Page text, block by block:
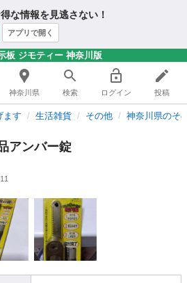
な情報を見逃さない！
アプリで開く
板 ジモティー 神奈川版
神奈川県 検索 ログイン 投稿
ます 生活雑貨 その他 神奈川県のそ
アンバー錠